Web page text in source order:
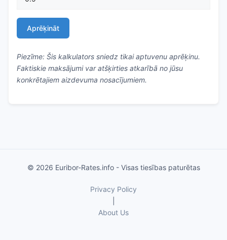
Aprēķināt
Piezīme: Šis kalkulators sniedz tikai aptuvenu aprēķinu.
Faktiskie maksājumi var atšķirties atkarībā no jūsu
konkrētajiem aizdevuma nosacījumiem.
© 2026 Euribor-Rates.info - Visas tiesības paturētas
Privacy Policy
About Us